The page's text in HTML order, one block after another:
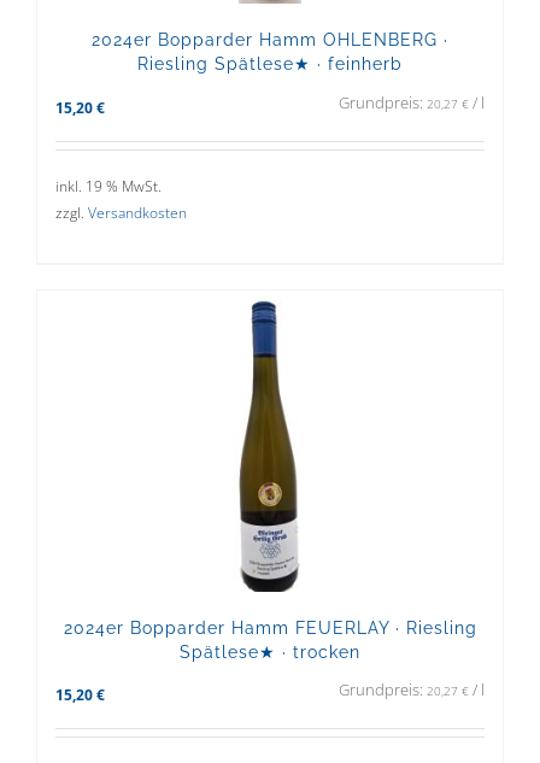
2024er Bopparder Hamm OHLENBERG ·
Riesling Spätlese★ · feinherb
15,20 € Grundpreis: 20,27 € / l
inkl. 19 % MwSt.
zzgl. Versandkosten
2024er Bopparder Hamm FEUERLAY · Riesling
Spätlese★ · trocken
15,20 € Grundpreis: 20,27 € / l